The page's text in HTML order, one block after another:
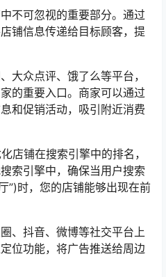
不可忽视的重要部分。通过
铺信息传递给目标顾客，提
大众点评、饿了么等平台，
的重要入口。商家可以通过
和促销活动，吸引附近消费
店铺在搜索引擎中的排名，
索引擎中，确保当用户搜索
”)时，您的店铺能够出现在前
、抖音、微博等社交平台上
位功能，将广告推送给周边